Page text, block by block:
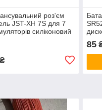
роз'єм
JST-XH 7S для 7
силіконовий
85